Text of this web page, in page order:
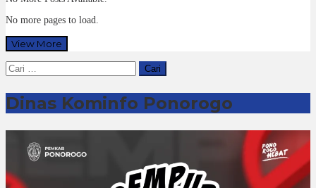
No more pages to load.
View More
Cari
untuk:
Dinas Kominfo Ponorogo